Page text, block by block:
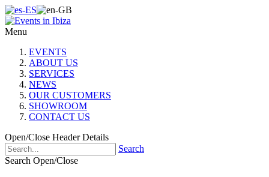
Menu
EVENTS
ABOUT US
SERVICES
NEWS
OUR CUSTOMERS
SHOWROOM
CONTACT US
Open/Close Header Details
Search
Search Open/Close